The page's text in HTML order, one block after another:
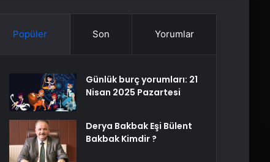
Popüler Son Yorumlar
Günlük burç yorumları: 21
Nisan 2025 Pazartesi
Derya Bakbak Eşi Bülent
Bakbak Kimdir ?